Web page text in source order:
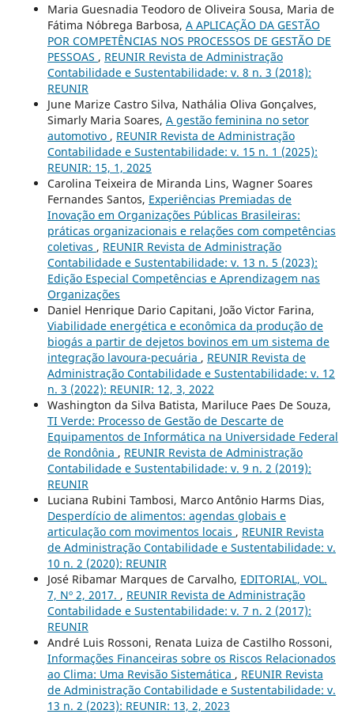
Maria Guesnadia Teodoro de Oliveira Sousa, Maria de
Fátima Nóbrega Barbosa, A APLICAÇÃO DA GESTÃO
POR COMPETÊNCIAS NOS PROCESSOS DE GESTÃO DE
PESSOAS , REUNIR Revista de Administração
Contabilidade e Sustentabilidade: v. 8 n. 3 (2018):
REUNIR
June Marize Castro Silva, Nathália Oliva Gonçalves,
Simarly Maria Soares, A gestão feminina no setor
automotivo , REUNIR Revista de Administração
Contabilidade e Sustentabilidade: v. 15 n. 1 (2025):
REUNIR: 15, 1, 2025
Carolina Teixeira de Miranda Lins, Wagner Soares
Fernandes Santos, Experiências Premiadas de
Inovação em Organizações Públicas Brasileiras:
práticas organizacionais e relações com competências
coletivas , REUNIR Revista de Administração
Contabilidade e Sustentabilidade: v. 13 n. 5 (2023):
Edição Especial Competências e Aprendizagem nas
Organizações
Daniel Henrique Dario Capitani, João Victor Farina,
Viabilidade energética e econômica da produção de
biogás a partir de dejetos bovinos em um sistema de
integração lavoura-pecuária , REUNIR Revista de
Administração Contabilidade e Sustentabilidade: v. 12
n. 3 (2022): REUNIR: 12, 3, 2022
Washington da Silva Batista, Mariluce Paes De Souza,
TI Verde: Processo de Gestão de Descarte de
Equipamentos de Informática na Universidade Federal
de Rondônia , REUNIR Revista de Administração
Contabilidade e Sustentabilidade: v. 9 n. 2 (2019):
REUNIR
Luciana Rubini Tambosi, Marco Antônio Harms Dias,
Desperdício de alimentos: agendas globais e
articulação com movimentos locais , REUNIR Revista
de Administração Contabilidade e Sustentabilidade: v.
10 n. 2 (2020): REUNIR
José Ribamar Marques de Carvalho, EDITORIAL, VOL.
7, Nº 2, 2017. , REUNIR Revista de Administração
Contabilidade e Sustentabilidade: v. 7 n. 2 (2017):
REUNIR
André Luis Rossoni, Renata Luiza de Castilho Rossoni,
Informações Financeiras sobre os Riscos Relacionados
ao Clima: Uma Revisão Sistemática , REUNIR Revista
de Administração Contabilidade e Sustentabilidade: v.
13 n. 2 (2023): REUNIR: 13, 2, 2023